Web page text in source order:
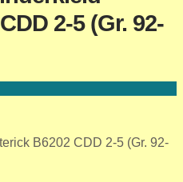
2-5 (Gr. 92-
B6202 CDD 2-5 (Gr. 92-